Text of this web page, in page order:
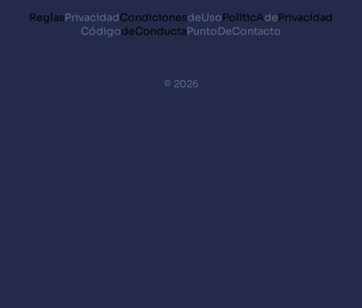
ReglasPrivacidadCondicionesdeUsoPolíticAdePrivacidad
CódigodeConductaPuntoDeContacto
© 2026